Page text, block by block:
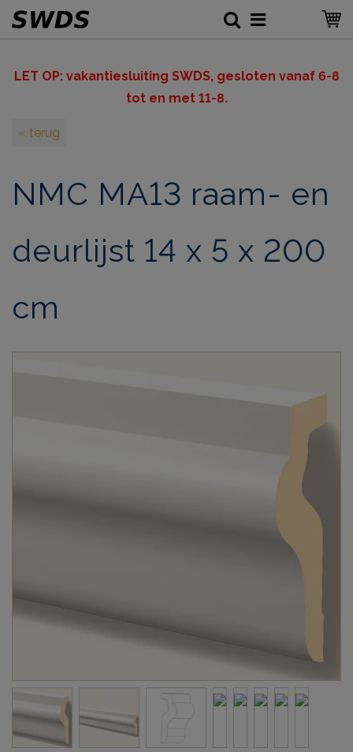
LET OP: vakantiesluiting SWDS, gesloten vanaf 6-8
tot en met 11-8.
« terug
NMC MA13 raam- en
deurlijst 14 x 5 x 200
cm